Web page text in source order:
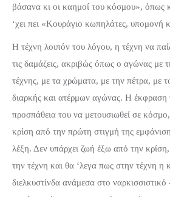
βάσανα κι οι καημοί του κόσμου», όπως
‘χει πει «Κουράγιο κωπηλάτες, υπομονή
Η τέχνη λοιπόν του λόγου, η τέχνη να
τις δαμάζεις, ακριβώς όπως ο αγώνας με
τέχνης, με τα χρώματα, με την πέτρα, με
διαρκής και ατέρμων αγώνας. Η έκφραση
προσπάθεια του να μετουσιωθεί σε
κρίση από την πρώτη στιγμή της
λέξη. Δεν υπάρχει ζωή έξω από την
την τέχνη και θα ‘λεγα πως στην τέχνη η
διελκυστίνδα ανάμεσα στο